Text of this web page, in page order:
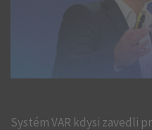
Systém VAR kdysi zavedli